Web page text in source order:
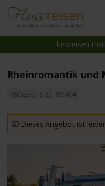
Reedereien
Wissen
Flussreisen
Rheinromantik und
ANGEBOTS-ID: 195464
Dieses Angebot ist